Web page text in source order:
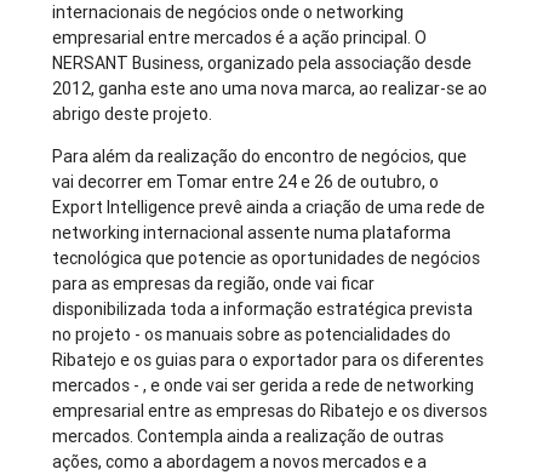
internacionais de negócios onde o networking
empresarial entre mercados é a ação principal. O
NERSANT Business, organizado pela associação desde
2012, ganha este ano uma nova marca, ao realizar-se ao
abrigo deste projeto.
Para além da realização do encontro de negócios, que
vai decorrer em Tomar entre 24 e 26 de outubro, o
Export Intelligence prevê ainda a criação de uma rede de
networking internacional assente numa plataforma
tecnológica que potencie as oportunidades de negócios
para as empresas da região, onde vai ficar
disponibilizada toda a informação estratégica prevista
no projeto - os manuais sobre as potencialidades do
Ribatejo e os guias para o exportador para os diferentes
mercados - , e onde vai ser gerida a rede de networking
empresarial entre as empresas do Ribatejo e os diversos
mercados. Contempla ainda a realização de outras
ações, como a abordagem a novos mercados e a